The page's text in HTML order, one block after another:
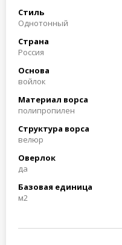
Стиль
Однотонный
Страна
Россия
Основа
войлок
Материал ворса
полипропилен
Структура ворса
велюр
Оверлок
да
Базовая единица
м2